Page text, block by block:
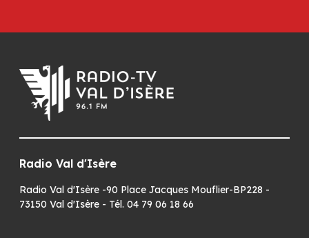
Radio Val d'Isère
Radio Val d'Isère -90 Place Jacques Mouflier-BP228 -
73150 Val d'Isère - Tél. 04 79 06 18 66